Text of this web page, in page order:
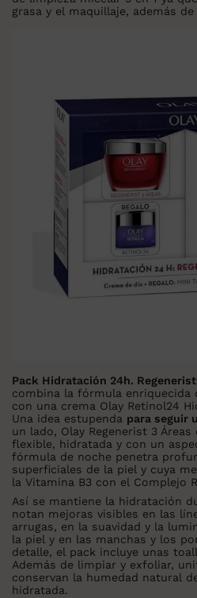
grasa y el maquillaje, además
Pack Hidratación 24h.
combina la fórmula enriquecida
con una crema Olay Retinol24
Una idea estupenda para seguir
un lado, Olay Regenerist 3
flexible, hidratada y con un
fórmula de noche penetra
superficiales de la piel y cuya
la Vitamina B3 con el Complejo
Así se mantiene la hidratación
notan mejoras visibles en las
arrugas, en la suavidad y la
la piel y en las manchas y los
detalle, el pack incluye unas
Además de limpiar y exfoliar,
conservan la humedad natural
hidratada.